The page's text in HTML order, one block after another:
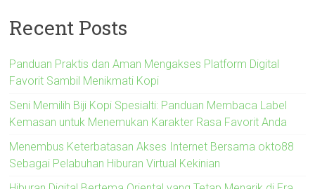
Recent Posts
Panduan Praktis dan Aman Mengakses Platform Digital
Favorit Sambil Menikmati Kopi
Seni Memilih Biji Kopi Spesialti: Panduan Membaca Label
Kemasan untuk Menemukan Karakter Rasa Favorit Anda
Menembus Keterbatasan Akses Internet Bersama okto88
Sebagai Pelabuhan Hiburan Virtual Kekinian